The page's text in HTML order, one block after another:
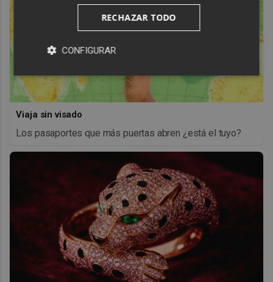
Viaja sin visado
Los pasaportes que más puertas abren ¿está el tuyo?
RECHAZAR TODO
CONFIGURAR